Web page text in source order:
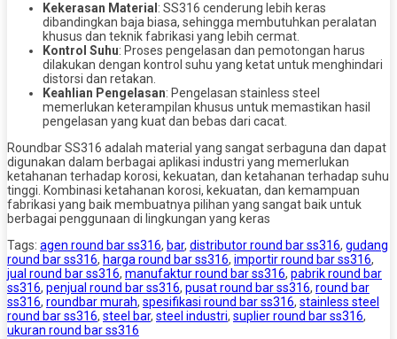
Kekerasan Material : SS316 cenderung lebih keras
dibandingkan baja biasa, sehingga membutuhkan peralatan
khusus dan teknik fabrikasi yang lebih cermat.
Kontrol Suhu: Proses pengelasan dan pemotongan harus
dilakukan dengan kontrol suhu yang ketat untuk menghindari
distorsi dan retakan.
Keahlian Pengelasan: Pengelasan stainless steel
memerlukan keterampilan khusus untuk memastikan hasil
pengelasan yang kuat dan bebas dari cacat.
Roundbar SS316 adalah material yang sangat serbaguna dan dapat
digunakan dalam berbagai aplikasi industri yang memerlukan
ketahanan terhadap korosi, kekuatan, dan ketahanan terhadap suhu
tinggi. Kombinasi ketahanan korosi, kekuatan, dan kemampuan
fabrikasi yang baik membuatnya pilihan yang sangat baik untuk
berbagai penggunaan di lingkungan yang keras
Tags: agen round bar ss316, bar, distributor round bar ss316, gudang
round bar ss316, harga round bar ss316, importir round bar ss316,
jual round bar ss316, manufaktur round bar ss316, pabrik round bar
ss316, penjual round bar ss316, pusat round bar ss316, round bar
ss316, roundbar murah, spesifikasi round bar ss316, stainless steel
round bar ss316, steel bar, steel industri, suplier round bar ss316,
ukuran round bar ss316